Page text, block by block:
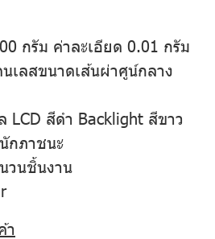
กรัม ค่าละเอียด 0.01 กรัม
เลสขนาดเส้นผ่าศูน์กลาง
LCD สีดำ Backlight สีขาว
กภาชนะ
วนชิ้นงาน
า